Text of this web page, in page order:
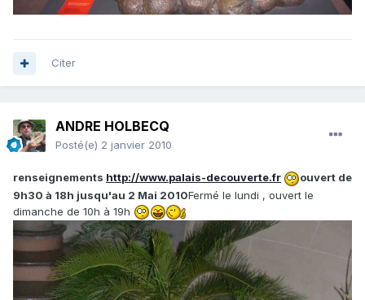
Citer
ANDRE HOLBECQ
Posté(e) 2 janvier 2010
renseignements http://www.palais-decouverte.fr
ouvert de
9h30 à 18h jusqu'au 2 Mai 2010Fermé le lundi , ouvert le
dimanche de 10h à 19h